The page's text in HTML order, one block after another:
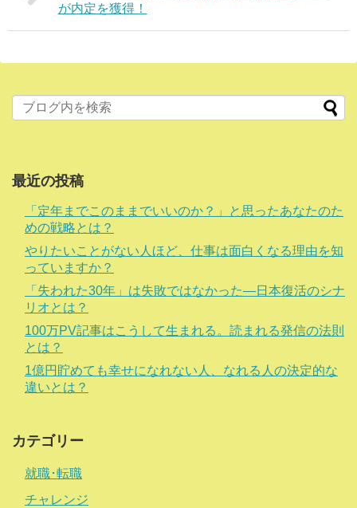
が内定を獲得！
最近の投稿
「定年までこのままでいいのか？」と思ったあなたのた
めの戦略とは？
やりたいことがない人ほど、仕事は面白くなる理由を知
っていますか？
「失われた30年」は失敗ではなかった―日本復活のシナ
リオとは？
100万PV記事はこうして生まれる。読まれる発信の法則
とは？
1億円貯めても幸せになれない人、なれる人の決定的な
違いとは？
カテゴリー
就職･転職
チャレンジ